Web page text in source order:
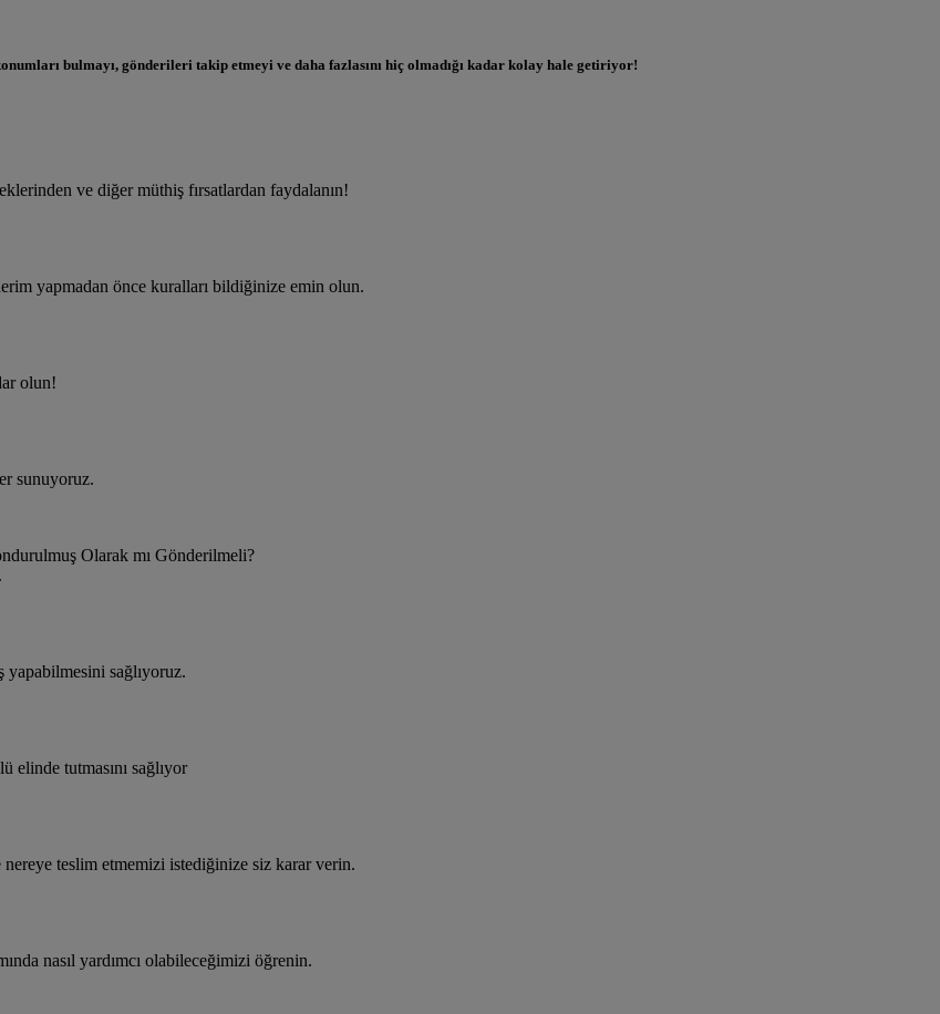
bulmayı, gönderileri takip etmeyi ve daha fazlasını hiç olmadığı kadar kolay hale getiriyor!
ve diğer müthiş fırsatlardan faydalanın!
yapmadan önce kuralları bildiğinize emin olun.
olun!
sunuyoruz.
Olarak mı Gönderilmeli?
yapabilmesini sağlıyoruz.
elinde tutmasını sağlıyor
teslim etmemizi istediğinize siz karar verin.
nasıl yardımcı olabileceğimizi öğrenin.